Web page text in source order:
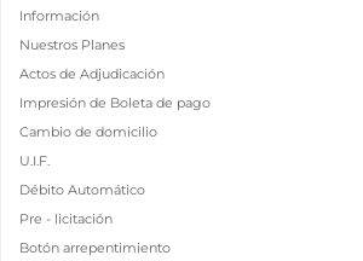
Información
Nuestros Planes
Actos de Adjudicación
Impresión de Boleta de pago
Cambio de domicilio
U.I.F.
Débito Automático
Pre - licitación
Botón arrepentimiento